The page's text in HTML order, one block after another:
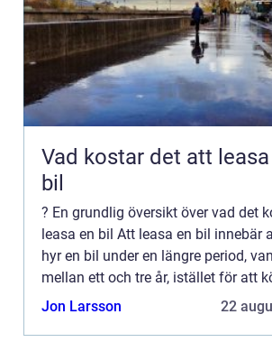
Vad kostar det att
bil
? En grundlig översikt över vad det
leasa en bil Att leasa en bil innebär
hyr en bil under en längre period,
mellan ett och tre år, istället för att
Leasingavgiften täcker kostnaderna
Jon Larsson 22